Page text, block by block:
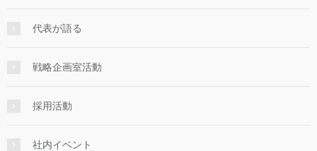
代表が語る
戦略企画室活動
採用活動
社内イベント